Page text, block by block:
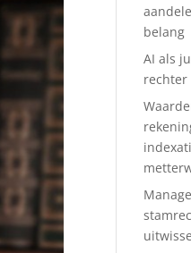
belang
AI als